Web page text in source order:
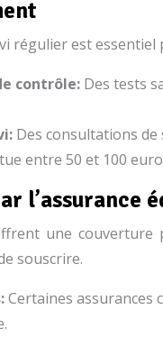
régulier est essentiel
contrôle: Des tests
Des consultations
entre 50 et 100
l’assurance
une
souscrire.
Certaines assurances